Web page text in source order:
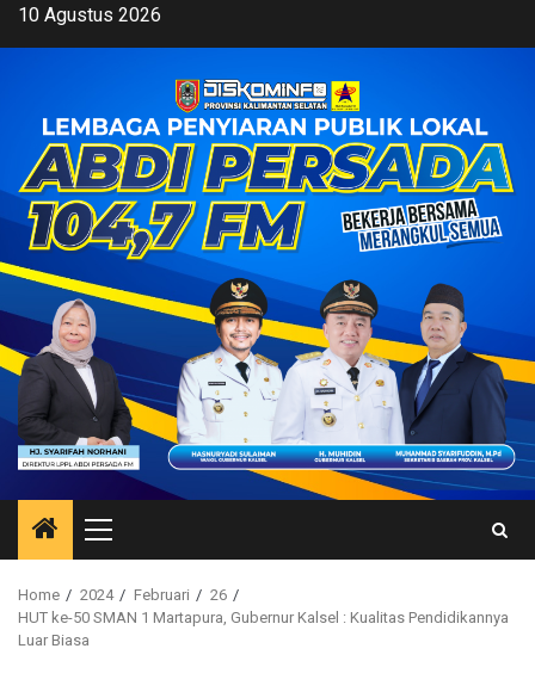
Skip10 Agustus 2026
Primary
Menu
Home 2024 Februari
26
HUT ke-50 SMAN 1 Martapura, Gubernur Kalsel : Kualitas Pendidikannya
Luar Biasa